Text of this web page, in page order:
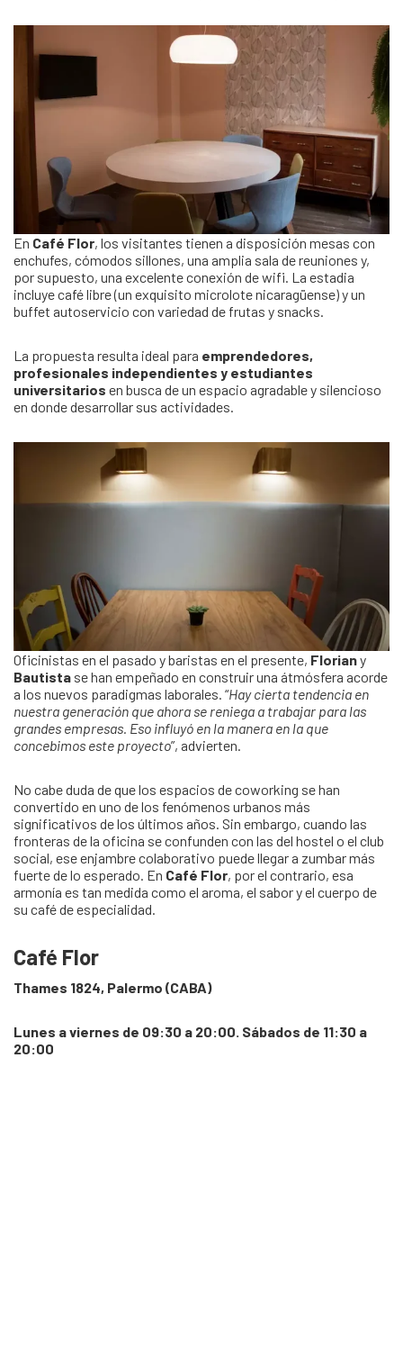
En Café Flor, los visitantes tienen a disposición mesas con
enchufes, cómodos sillones, una amplia sala de reuniones y,
por supuesto, una excelente conexión de wifi. La estadia
incluye café libre (un exquisito microlote nicaragüense) y un
buffet autoservicio con variedad de frutas y snacks.
La propuesta resulta ideal para emprendedores,
profesionales independientes y estudiantes
universitarios en busca de un espacio agradable y silencioso
en donde desarrollar sus actividades.
Oficinistas en el pasado y baristas en el presente, Floriany
Bautista se han empeñado en construir una átmósfera acorde
a los nuevos paradigmas laborales. “Hay cierta tendencia en
nuestra generación que ahora se reniega a trabajar para las
grandes empresas. Eso influyó en la manera en la que
concebimos este proyecto”, advierten.
No cabe duda de que los espacios de coworking se han
convertido en uno de los fenómenos urbanos más
significativos de los últimos años. Sin embargo, cuando las
fronteras de la oficina se confunden con las del hostel o el club
social, ese enjambre colaborativo puede llegar a zumbar más
fuerte de lo esperado. En Café Flor, por el contrario, esa
armonía es tan medida como el aroma, el sabor y el cuerpo de
su café de especialidad.
Café Flor
Thames 1824, Palermo (CABA)
Lunes a viernes de 09:30 a 20:00. Sábados de 11:30 a
20:00